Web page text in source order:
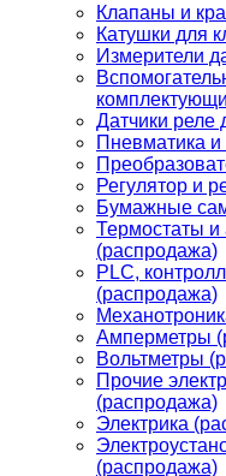
Клапаны и
Катушки для
Измерители
Датчики реле
Пневматика и
Регулятор и
Бумажные
Термостаты и
(распродажа)
PLС,
(распродажа)
Амперметры
Вольтметры
Прочие
(распродажа)
Электрика
(распродажа)